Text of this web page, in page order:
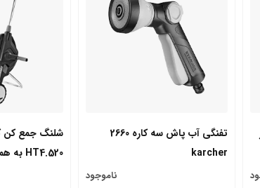
تفنگی آب پاش سه کاره 2660
karcher
ناموجود
شلنگ جمع کن
HT4.520 به همراه شلنگ